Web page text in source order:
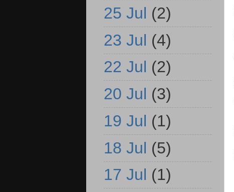
25 Jul (2)
23 Jul (4)
22 Jul (2)
20 Jul (3)
19 Jul (1)
18 Jul (5)
17 Jul (1)